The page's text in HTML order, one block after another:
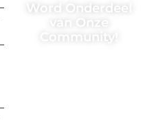
Word Onderdeel
van Onze
Community!